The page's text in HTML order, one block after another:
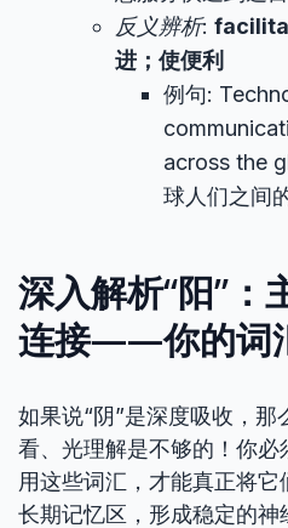
反义辨析:
进；使便利
例句:
across the
球人们之间
深入解析“阳”：
连接——你的词
如果说“阴”是深度吸收，那
看、光理解是不够的！你
用这些词汇，才能真正将它
长期记忆区，形成稳定的神